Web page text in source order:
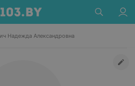
Надежда Александровна